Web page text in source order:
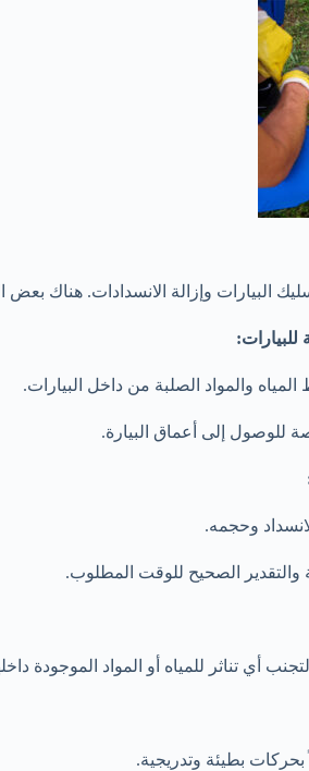
البيارات وإزالة الانسدادات. هناك
والمواد الصلبة من داخل البيارات.
للوصول إلى أعماق البيارة.
وحجمه.
والتقدير الصحيح للوقت المطلوب.
أي تناثر للمياه أو المواد الموجودة
بحركات بطيئة وتدريجية.